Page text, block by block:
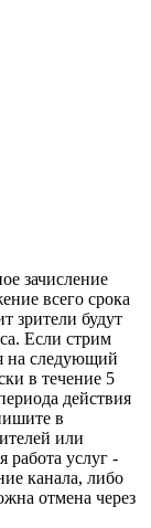
зачисление
всего срока
зрители будут
Если стрим
на следующий
в течение 5
действия
в
или
работа услуг -
канала, либо
отмена через